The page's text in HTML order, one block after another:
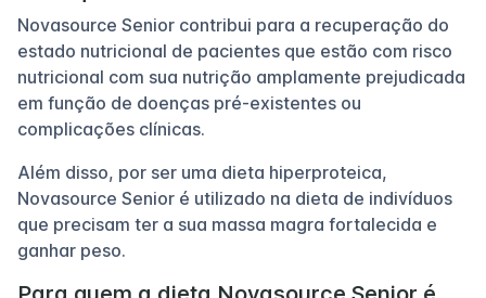
Novasource Senior contribui para a recuperação do
estado nutricional de pacientes que estão com risco
nutricional com sua nutrição amplamente prejudicada
em função de doenças pré-existentes ou
complicações clínicas.
Além disso, por ser uma dieta hiperproteica,
Novasource Senior é utilizado na dieta de indivíduos
que precisam ter a sua massa magra fortalecida e
ganhar peso.